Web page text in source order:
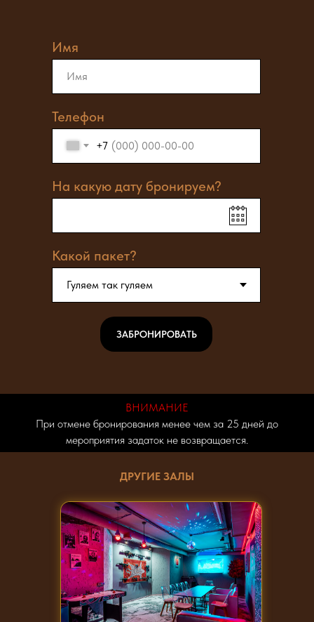
Имя
Телефон
+7
На какую дату бронируем?
Какой пакет?
ЗАБРОНИРОВАТЬ
ВНИМАНИЕ
При отмене бронирования менее чем за 25 дней до
мероприятия задаток не возвращается.
ДРУГИЕ ЗАЛЫ